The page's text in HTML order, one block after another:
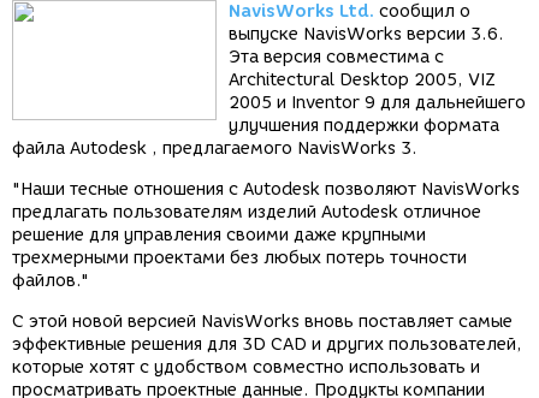
NavisWorks Ltd. сообщил о
выпуске NavisWorks версии 3.6.
Эта версия совместима с
Architectural Desktop 2005, VIZ
2005 и Inventor 9 для дальнейшего
улучшения поддержки формата
файла Autodesk , предлагаемого NavisWorks 3.
"Наши тесные отношения с Autodesk позволяют NavisWorks
предлагать пользователям изделий Autodesk отличное
решение для управления своими даже крупными
трехмерными проектами без любых потерь точности
файлов."
С этой новой версией NavisWorks вновь поставляет самые
эффективные решения для 3D CAD и других пользователей,
которые хотят с удобством совместно использовать и
просматривать проектные данные. Продукты компании